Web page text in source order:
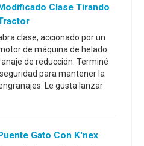
Clase Tirando
clase, accionado por un
de máquina de helado.
de reducción. Terminé
para mantener la
Le gusta lanzar
Gato Con K'nex